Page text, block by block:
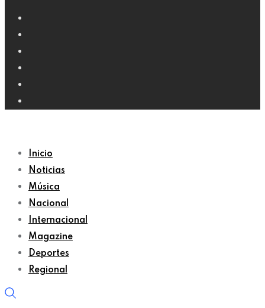
Inicio
Noticias
Música
Nacional
Internacional
Magazine
Deportes
Regional